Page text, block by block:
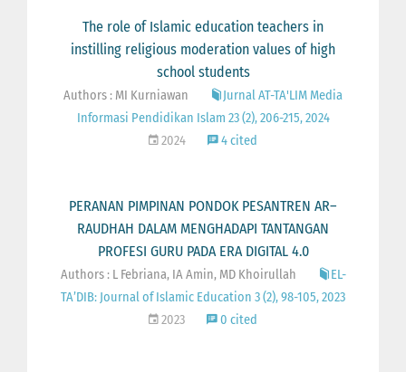
The role of Islamic education teachers in
instilling religious moderation values of high
school students
Authors : MI Kurniawan
Jurnal AT-TA'LIM Media
Informasi Pendidikan Islam 23 (2), 206-215, 2024
2024
4 cited
PERANAN PIMPINAN PONDOK PESANTREN AR–
RAUDHAH DALAM MENGHADAPI TANTANGAN
PROFESI GURU PADA ERA DIGITAL 4.0
Authors : L Febriana, IA Amin, MD Khoirullah
EL-
TA’DIB: Journal of Islamic Education 3 (2), 98-105, 2023
2023
0 cited